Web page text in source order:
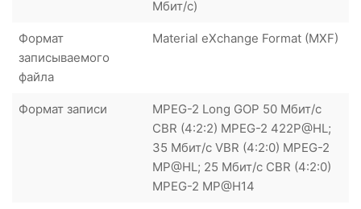
Мбит/с)
Формат
записываемого
файла
Material eXchange Format (MXF)
Формат записи
MPEG-2 Long GOP 50 Мбит/с
CBR (4:2:2) MPEG-2 422P@HL;
35 Мбит/с VBR (4:2:0) MPEG-2
MP@HL; 25 Мбит/с CBR (4:2:0)
MPEG-2 MP@H14